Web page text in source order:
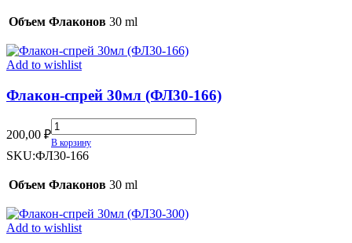
92)
Объем Флаконов 30 ml
Add to wishlist
Флакон-спрей 30мл (ФЛ30-166)
200,00 ₽
Флакон-
спрей
30мл
166)
В корзину
SKU:ФЛ30-166
Объем Флаконов 30 ml
Add to wishlist